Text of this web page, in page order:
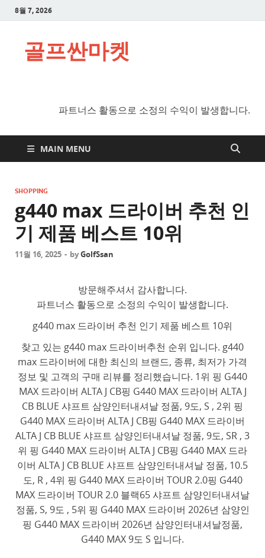
8월 7, 2026
골프싼마켓
파트너스 활동으로 소정의 수익이 발생합니다.
MAIN MENU
SHOPPING
g440 max 드라이버 추천 인
기 제품 베스트 10위
11월 16, 2025 - byGolfSsan
방문해주셔서 감사합니다.
파트너스 활동으로 소정의 수익이 발생합니다.
g440 max 드라이버 추천 인기 제품 베스트 10위
찾고 있는 g440 max 드라이버추천 순위 입니다. g440
max 드라이버에 대한 최신의 브랜드, 종류, 최저가 가격
정보 및 고객의 구매 리뷰를 정리했습니다. 1위 핑 G440
MAX 드라이버 ALTA J CB핑 G440 MAX 드라이버 ALTA J
CB BLUE 샤프트 삼양인터내셔날 정품, 9도, S , 2위 핑
G440 MAX 드라이버 ALTA J CB핑 G440 MAX 드라이버
ALTA J CB BLUE 샤프트 삼양인터내셔날 정품, 9도, SR , 3
위 핑 G440 MAX 드라이버 ALTA J CB핑 G440 MAX 드라
이버 ALTA J CB BLUE 샤프트 삼양인터내셔날 정품, 10.5
도, R , 4위 핑 G440 MAX 드라이버 TOUR 2.0핑 G440
MAX 드라이버 TOUR 2.0 블랙65 샤프트 삼양인터내셔날
정품, S, 9도 , 5위 핑 G440 MAX 드라이버 2026년 삼양인
핑 G440 MAX 드라이버 2026년 삼양인터내셔날정품,
G440 MAX 9도 S 입니다.